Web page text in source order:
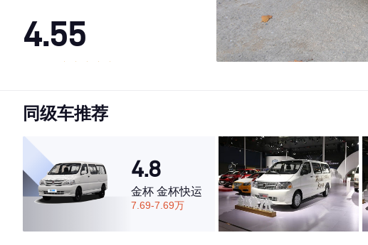
4.55
·内饰表现一般，低于59%同级车
·空间表现一般，低于88%同级车
同级车推荐
4.8
金杯 金杯快运
7.69-7.69万